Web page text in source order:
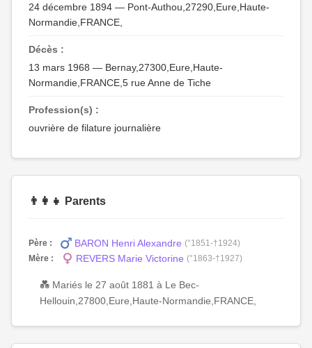
24 décembre 1894 — Pont-Authou,27290,Eure,Haute-
Normandie,FRANCE,
Décès :
13 mars 1968 — Bernay,27300,Eure,Haute-
Normandie,FRANCE,5 rue Anne de Tiche
Profession(s) :
ouvrière de filature journalière
👨‍👩‍👧 Parents
Père : BARON Henri Alexandre (°1851-†1924)
Mère :
REVERS Marie Victorine (°1863-†1927)
💑 Mariés le 27 août 1881 à Le Bec-
Hellouin,27800,Eure,Haute-Normandie,FRANCE,